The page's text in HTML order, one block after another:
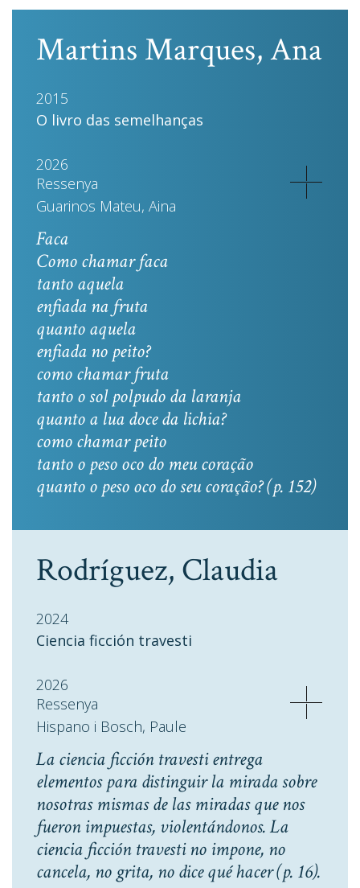
Martins Marques, Ana
2015
O livro das semelhanças
2026
Ressenya
Guarinos Mateu, Aina
Faca
Como chamar faca
tanto aquela
enfiada na fruta
quanto aquela
enfiada no peito?
como chamar fruta
tanto o sol polpudo da laranja
quanto a lua doce da lichia?
como chamar peito
tanto o peso oco do meu coração
quanto o peso oco do seu coração? (p. 152)
Rodríguez, Claudia
2024
Ciencia ficción travesti
2026
Ressenya
Hispano i Bosch, Paule
La ciencia ficción travesti entrega
elementos para distinguir la mirada sobre
nosotras mismas de las miradas que nos
fueron impuestas, violentándonos. La
ciencia ficción travesti no impone, no
cancela, no grita, no dice qué hacer(p. 16).